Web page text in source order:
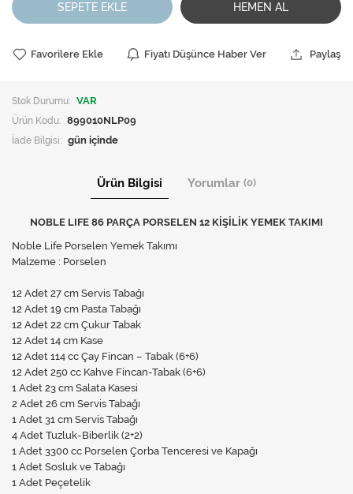
SEPETE EKLE HEMEN AL
Favorilere Ekle Fiyatı Düşünce Haber Ver Paylaş
Stok Durumu: VAR
Ürün Kodu: 899010NLP09
İade Bilgisi:
Ürün Bilgisi Yorumlar (0)
NOBLE LIFE 86 PARÇA PORSELEN 12 KİŞİLİK YEMEK TAKIMI
Noble Life Porselen Yemek Takımı
Malzeme : Porselen
12 Adet 27 cm Servis Tabağı
12 Adet 19 cm Pasta Tabağı
12 Adet 22 cm Çukur Tabak
12 Adet 14 cm Kase
12 Adet 114 cc Çay Fincan – Tabak (6+6)
12 Adet 250 cc Kahve Fincan-Tabak (6+6)
1 Adet 23 cm Salata Kasesi
2 Adet 26 cm Servis Tabağı
1 Adet 31 cm Servis Tabağı
4 Adet Tuzluk-Biberlik (2+2)
1 Adet 3300 cc Porselen Çorba Tenceresi ve Kapağı
1 Adet Sosluk ve Tabağı
1 Adet Peçetelik